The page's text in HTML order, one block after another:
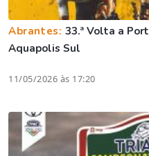
Abrantes:33.ª Volta a
Aquapolis Sul
11/05/2026 às 17:20